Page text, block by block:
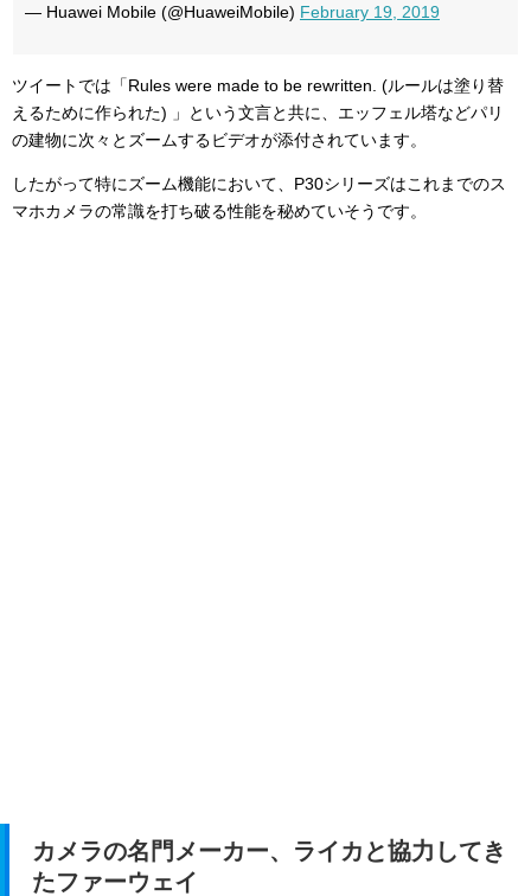
— Huawei Mobile (@HuaweiMobile) February 19, 2019
ツイートでは「Rules were made to be rewritten. (ルールは塗り替
えるために作られた) 」という文言と共に、エッフェル塔などパリ
の建物に次々とズームするビデオが添付されています。
したがって特にズーム機能において、P30シリーズはこれまでのス
マホカメラの常識を打ち破る性能を秘めていそうです。
カメラの名門メーカー、ライカと協力してき
たファーウェイ